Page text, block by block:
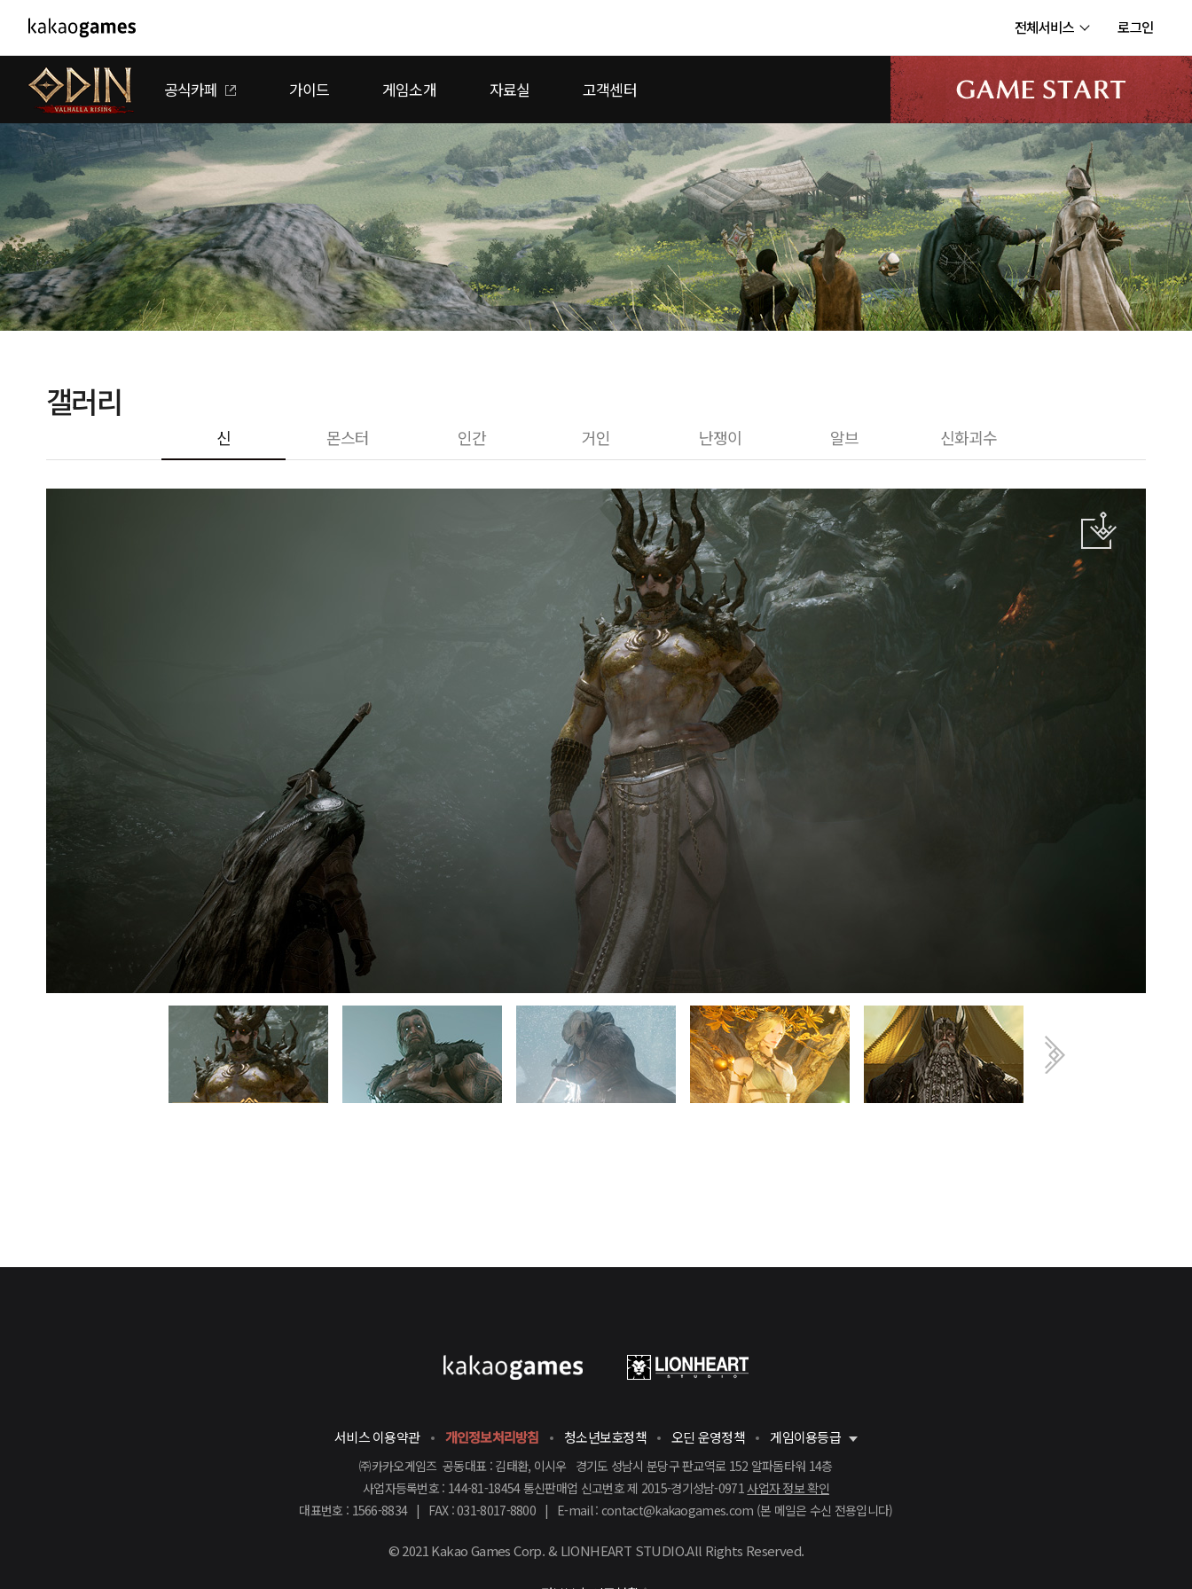
전체서비스 로그인
PC/모바일게임
도깨비의세계
오딘: 발할라 라이징
아키에이지 워
아레스 : 라이즈 오브 가디언즈
PC게임
배틀그라운드
패스 오브 엑자일 2
패스 오브 엑자일
모바일게임
우마무스메 프리티 더비
SMiniz
가디언 테일즈
프린세스 커넥트 Re:Dive
프렌즈팝콘
프렌즈타운
내정보
보안센터
고객센터
공지사항
카카오게임즈 PC방
게임코인
게임시간선택제
공식카페 가이드 게임소개 자료실 고객센터
갤러리
신 몬스터 인간 거인 난쟁이 알브 신화괴수
서비스 이용약관 개인정보처리방침 청소년보호정책 오딘 운영정책 게임이용등급
㈜카카오게임즈 공동대표 : 김태환, 이시우 경기도 성남시 분당구 판교역로 152 알파돔타워 14층
사업자등록번호 : 144-81-18454 통신판매업 신고번호 제 2015-경기성남-0971 사업자 정보 확인
대표번호 : 1566-8834 | FAX : 031-8017-8800 | E-mail : contact@kakaogames.com (본 메일은 수신 전용입니다)
© 2021 Kakao Games Corp.& LIONHEART STUDIO.All Rights Reserved.